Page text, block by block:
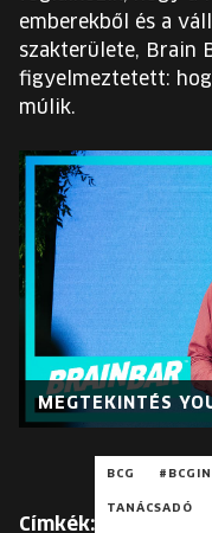
EURÓPA
ELŐADÓK
INGYENES DIÁK-
JEGYEK
KOSÁR
emberekből és a
szakterülete, Brain
figyelmeztetett:
múlik.
MEGTEKINTÉS
Címkék:
BCG
TANÁCSADÓ